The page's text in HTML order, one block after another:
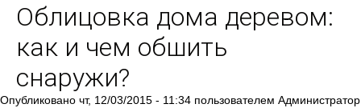
Облицовка дома деревом:
как и чем обшить
снаружи?
Опубликовано чт, 12/03/2015 - 11:34 пользователем Администратор